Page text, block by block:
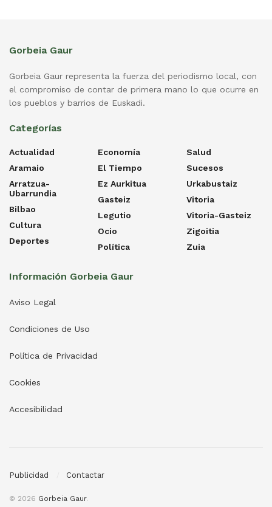
Gorbeia Gaur
Gorbeia Gaur representa la fuerza del periodismo local, con
el compromiso de contar de primera mano lo que ocurre en
los pueblos y barrios de Euskadi.
Categorías
Actualidad
Aramaio
Arratzua-
Ubarrundia
Bilbao
Cultura
Deportes
Economía
El Tiempo
Ez Aurkitua
Gasteiz
Legutio
Ocio
Política
Salud
Sucesos
Urkabustaiz
Vitoria
Vitoria-Gasteiz
Zigoitia
Zuia
Información Gorbeia Gaur
Aviso Legal
Condiciones de Uso
Política de Privacidad
Cookies
Accesibilidad
Publicidad Contactar
© 2026 Gorbeia Gaur.